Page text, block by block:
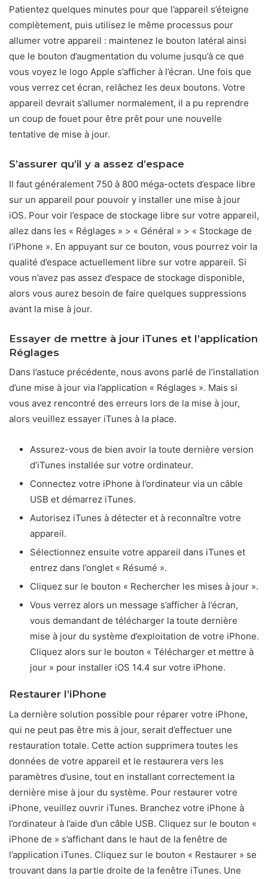
Patientez quelques minutes pour que l’appareil s’éteigne
complètement, puis utilisez le même processus pour
allumer votre appareil : maintenez le bouton latéral ainsi
que le bouton d’augmentation du volume jusqu’à ce que
vous voyez le logo Apple s’afficher à l’écran. Une fois que
vous verrez cet écran, relâchez les deux boutons. Votre
appareil devrait s’allumer normalement, il a pu reprendre
un coup de fouet pour être prêt pour une nouvelle
tentative de mise à jour.
S’assurer qu’il y a assez d’espace
Il faut généralement 750 à 800 méga-octets d’espace libre
sur un appareil pour pouvoir y installer une mise à jour
iOS. Pour voir l’espace de stockage libre sur votre appareil,
allez dans les « Réglages » > « Général » > « Stockage de
l’iPhone ». En appuyant sur ce bouton, vous pourrez voir la
qualité d’espace actuellement libre sur votre appareil. Si
vous n’avez pas assez d’espace de stockage disponible,
alors vous aurez besoin de faire quelques suppressions
avant la mise à jour.
Essayer de mettre à jour iTunes et l’application
Réglages
Dans l’astuce précédente, nous avons parlé de l’installation
d’une mise à jour via l’application « Réglages ». Mais si
vous avez rencontré des erreurs lors de la mise à jour,
alors veuillez essayer iTunes à la place.
Assurez-vous de bien avoir la toute dernière version
d’iTunes installée sur votre ordinateur.
Connectez votre iPhone à l’ordinateur via un câble
USB et démarrez iTunes.
Autorisez iTunes à détecter et à reconnaître votre
appareil.
Sélectionnez ensuite votre appareil dans iTunes et
entrez dans l’onglet « Résumé ».
Cliquez sur le bouton « Rechercher les mises à jour ».
Vous verrez alors un message s’afficher à l’écran,
vous demandant de télécharger la toute dernière
mise à jour du système d’exploitation de votre iPhone.
Cliquez alors sur le bouton « Télécharger et mettre à
jour » pour installer iOS 14.4 sur votre iPhone.
Restaurer l’iPhone
La dernière solution possible pour réparer votre iPhone,
qui ne peut pas être mis à jour, serait d’effectuer une
restauration totale. Cette action supprimera toutes les
données de votre appareil et le restaurera vers les
paramètres d’usine, tout en installant correctement la
dernière mise à jour du système. Pour restaurer votre
iPhone, veuillez ouvrir iTunes. Branchez votre iPhone à
l’ordinateur à l’aide d’un câble USB. Cliquez sur le bouton «
iPhone de » s’affichant dans le haut de la fenêtre de
l’application iTunes. Cliquez sur le bouton « Restaurer » se
trouvant dans la partie droite de la fenêtre iTunes. Une